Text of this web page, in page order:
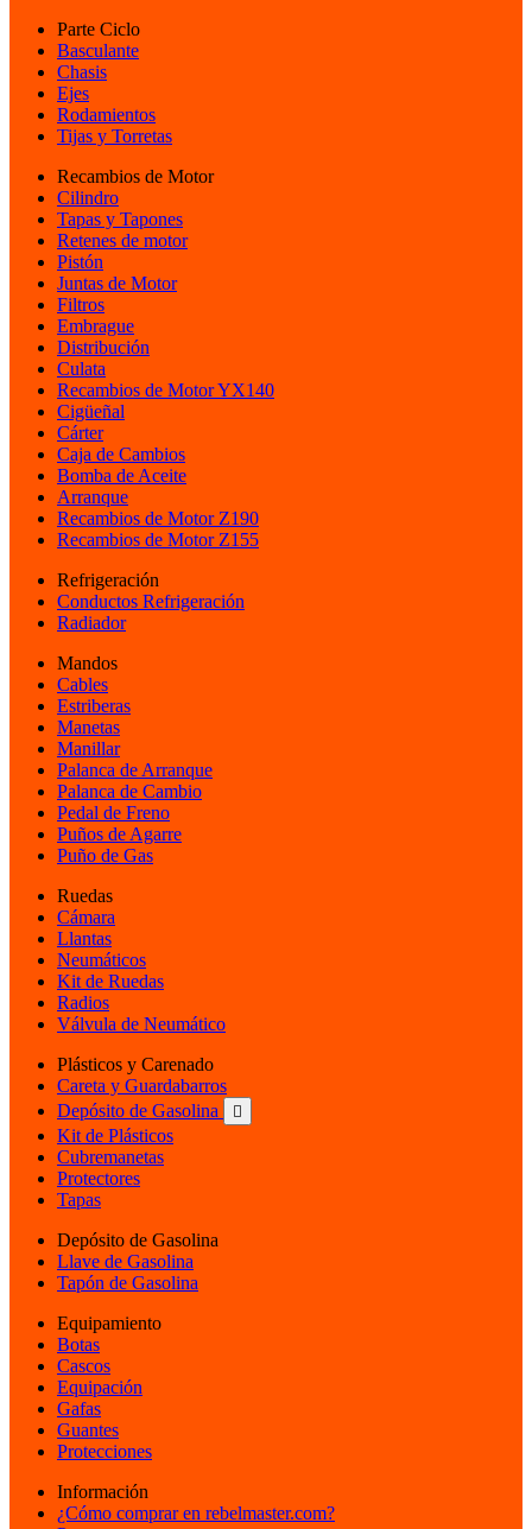
Parte Ciclo
Basculante
Chasis
Ejes
Rodamientos
Tijas y Torretas
Recambios de Motor
Cilindro
Tapas y Tapones
Retenes de motor
Pistón
Juntas de Motor
Filtros
Embrague
Distribución
Culata
Recambios de Motor YX140
Cigüeñal
Cárter
Caja de Cambios
Bomba de Aceite
Arranque
Recambios de Motor Z190
Recambios de Motor Z155
Refrigeración
Conductos Refrigeración
Radiador
Mandos
Cables
Estriberas
Manetas
Manillar
Palanca de Arranque
Palanca de Cambio
Pedal de Freno
Puños de Agarre
Puño de Gas
Ruedas
Cámara
Llantas
Neumáticos
Kit de Ruedas
Radios
Válvula de Neumático
Plásticos y Carenado
Careta y Guardabarros
Depósito de Gasolina

Kit de Plásticos
Cubremanetas
Protectores
Tapas
Depósito de Gasolina
Llave de Gasolina
Tapón de Gasolina
Equipamiento
Botas
Cascos
Equipación
Gafas
Guantes
Protecciones
Información
¿Cómo comprar en rebelmaster.com?